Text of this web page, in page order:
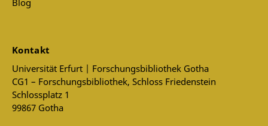
Blog
Kontakt
Universität Erfurt | Forschungsbibliothek Gotha
CG1 – Forschungsbibliothek, Schloss Friedenstein
Schlossplatz 1
99867 Gotha